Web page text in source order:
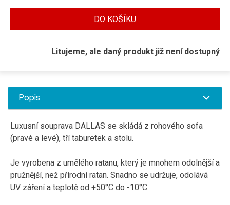
DO KOŠÍKU
Litujeme, ale daný produkt již není dostupný
Popis
Luxusní souprava DALLAS se skládá z rohového sofa
(pravé a levé), tří taburetek a stolu.
Je vyrobena z umělého ratanu, který je mnohem odolnější a
pružnější, než přírodní ratan. Snadno se udržuje, odolává
UV záření a teplotě od +50°C do -10°C.